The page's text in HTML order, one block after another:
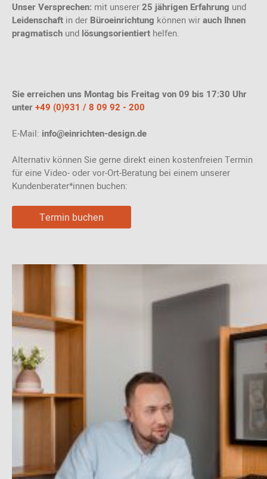
Unser Versprechen: mit unserer25 jährigen Erfahrung und
Leidenschaft in der Büroeinrichtung können wirauch Ihnen
pragmatisch und lösungsorientiert helfen.
Sie erreichen uns Montag bis Freitag von 09 bis 17:30 Uhr
unter+49 (0)931 / 8 09 92 - 200
E-Mail: info@einrichten-design.de
Alternativ können Sie gerne direkt einen kostenfreien Termin
für eine Video- oder vor-Ort-Beratung bei einem unserer
Kundenberater*innen buchen:
Termin buchen